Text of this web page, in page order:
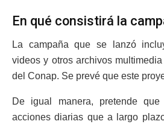
En qué consistirá la
La campaña que se lanzó
videos y otros archivos
del Conap. Se prevé que este
De igual manera, pretende
acciones diarias que a largo